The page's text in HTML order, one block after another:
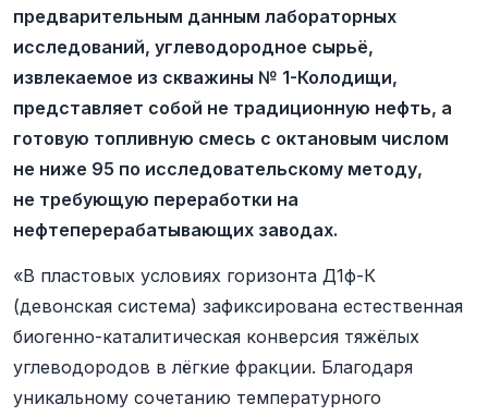
предварительным данным лабораторных
исследований, углеводородное сырьё,
извлекаемое из скважины № 1-Колодищи,
представляет собой не традиционную нефть, а
готовую топливную смесь с октановым числом
не ниже 95 по исследовательскому методу,
не требующую переработки на
нефтеперерабатывающих заводах.
«В пластовых условиях горизонта Д1ф-К
(девонская система) зафиксирована естественная
биогенно-каталитическая конверсия тяжёлых
углеводородов в лёгкие фракции. Благодаря
уникальному сочетанию температурного